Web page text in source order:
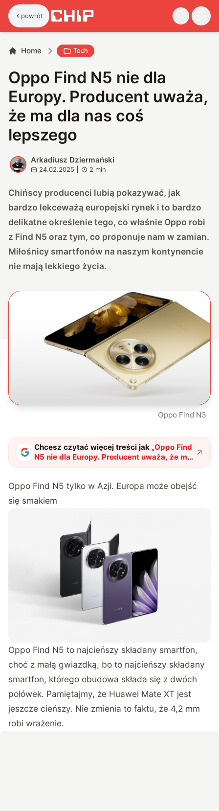
powrót
Home Tech
Oppo Find N5 nie dla
Europy. Producent uważa,
że ma dla nas coś
lepszego
A
Arkadiusz Dziermański
24.02.2025 2 min
Chińscy producenci lubią pokazywać, jak
bardzo lekceważą europejski rynek i to bardzo
delikatne określenie tego, co właśnie Oppo robi
z Find N5 oraz tym, co proponuje nam w zamian.
Miłośnicy smartfonów na naszym kontynencie
nie mają lekkiego życia.
Oppo Find N3
Chcesz czytać więcej treści jak „Oppo Find
N5 nie dla Europy. Producent uważa, że ma
dla nas coś lepszego"?
Oppo Find N5 tylko w Azji. Europa może obejść
się smakiem
Oppo Find N5 to najcieńszy składany smartfon,
choć z małą gwiazdką, bo to najcieńszy składany
smartfon, którego obudowa składa się z dwóch
połówek. Pamiętajmy, że Huawei Mate XT jest
jeszcze cieńszy. Nie zmienia to faktu, że 4,2 mm
robi wrażenie.